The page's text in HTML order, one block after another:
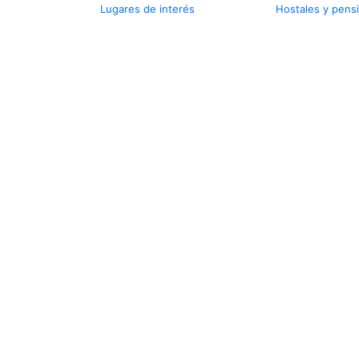
Lugares de interés
Hostales y